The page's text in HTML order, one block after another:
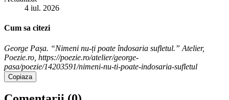
4 iul. 2026
Cum sa citezi
George Pașa. “Nimeni nu-ți poate îndosaria sufletul.” Atelier,
Poezie.ro, https://poezie.ro/atelier/george-
pasa/poezie/14203591/nimeni-nu-ti-poate-indosaria-sufletul
Copiaza